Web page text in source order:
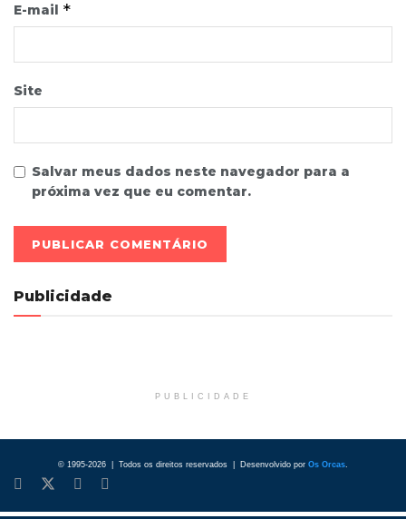
E-mail *
Site
Salvar meus dados neste navegador para a
próxima vez que eu comentar.
Publicidade
PUBLICIDADE
© 1995-2026 | Todos os direitos reservados | Desenvolvido por Os Orcas.